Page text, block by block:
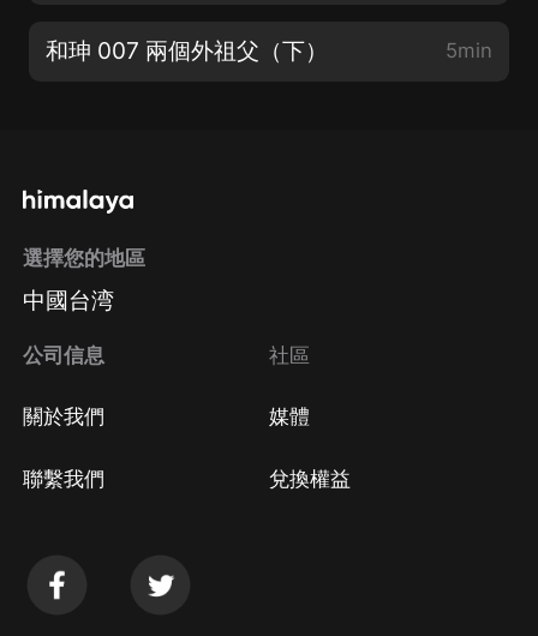
和珅 007 兩個外祖父（下） 5min
選擇您的地區
中國台湾
公司信息
關於我們
聯繫我們
社區
媒體
兌換權益